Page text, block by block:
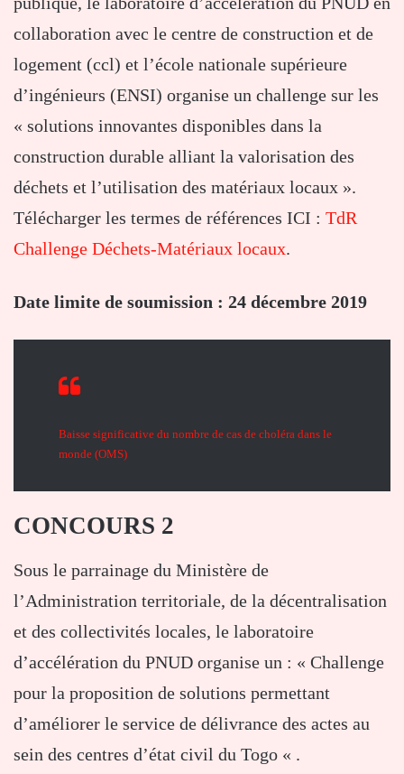
collaboration avec le centre de construction et de
logement (ccl) et l’école nationale supérieure
d’ingénieurs (ENSI) organise un challenge sur les
« solutions innovantes disponibles dans la
construction durable alliant la valorisation des
déchets et l’utilisation des matériaux locaux ».
Télécharger les termes de références ICI : TdR
Challenge Déchets-Matériaux locaux.
Date limite de soumission : 24 décembre 2019
Baisse significative du nombre de cas de choléra dans le
monde (OMS)
CONCOURS 2
Sous le parrainage du Ministère de
l’Administration territoriale, de la décentralisation
et des collectivités locales, le laboratoire
d’accélération du PNUD organise un : « Challenge
pour la proposition de solutions permettant
d’améliorer le service de délivrance des actes au
sein des centres d’état civil du Togo « .